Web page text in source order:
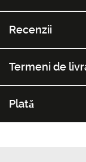
Recenzii
Termeni de
Plată